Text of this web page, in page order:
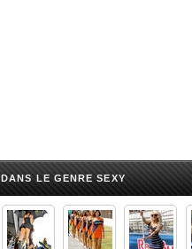
DANS LE GENRE SEXY